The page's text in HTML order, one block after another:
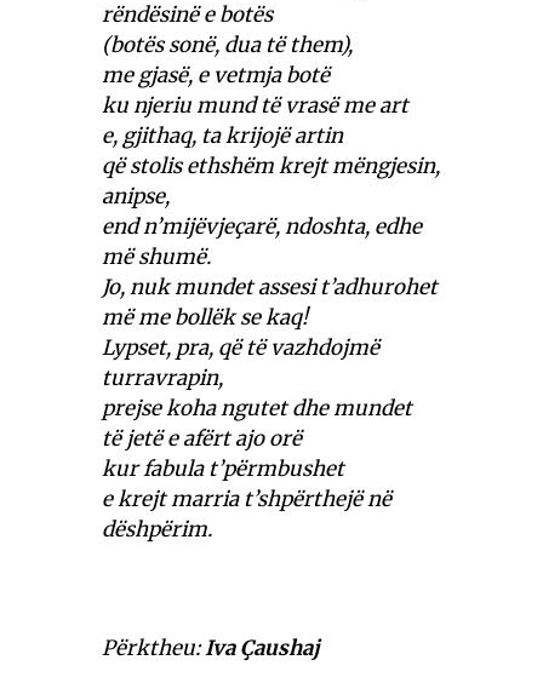
rëndësinë e botës
(botës sonë, dua të them),
me gjasë, e vetmja botë
ku njeriu mund të vrasë me art
e, gjithaq, ta krijojë artin
që stolis ethshëm krejt mëngjesin,
anipse,
end n’mijëvjeçarë, ndoshta, edhe
më shumë.
Jo, nuk mundet assesi t’adhurohet
më me bollëk se kaq!
Lypset, pra, që të vazhdojmë
turravrapin,
prejse koha ngutet dhe mundet
të jetë e afërt ajo orë
kur fabula t’përmbushet
e krejt marria t’shpërthejë në
dëshpërim.
Përktheu:Iva Çaushaj